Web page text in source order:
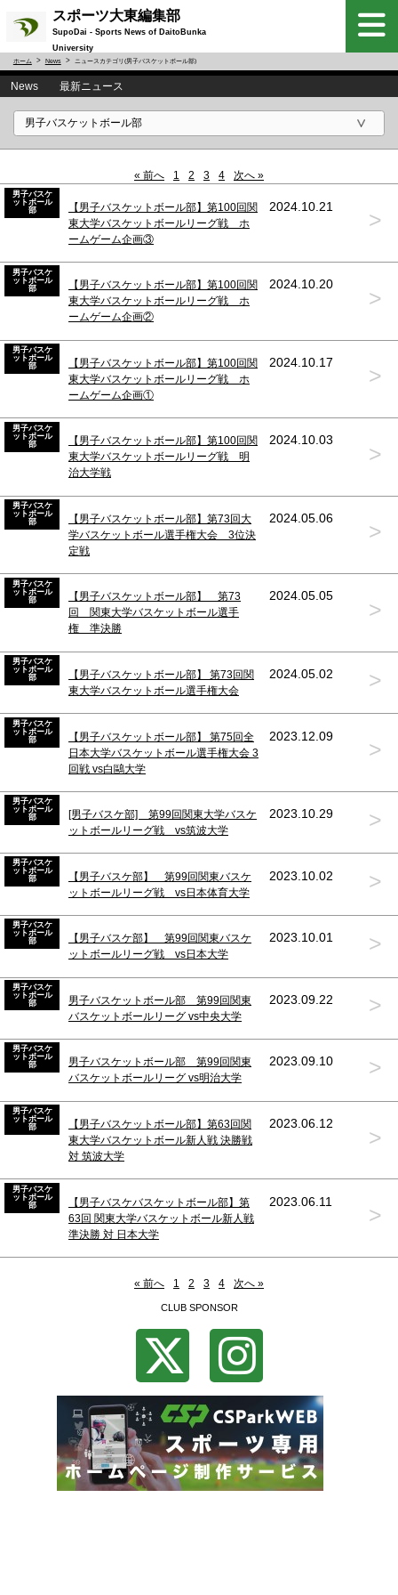
スポーツ大東編集部
SupoDai - Sports News of DaitoBunka
University
ホーム News ニュースカテゴリ(男子バスケットボール部)
News 最新ニュース
« 前へ 1 2 3 4 次へ »
男子バスケ
ットボール
部
【男子バスケットボール部】第100回関
東大学バスケットボールリーグ戦 ホ
ームゲーム企画③
2024.10.21
>
男子バスケ
ットボール
部
【男子バスケットボール部】第100回関
東大学バスケットボールリーグ戦 ホ
ームゲーム企画②
2024.10.20
>
男子バスケ
ットボール
部
【男子バスケットボール部】第100回関
東大学バスケットボールリーグ戦 ホ
ームゲーム企画①
2024.10.17
>
男子バスケ
ットボール
部
【男子バスケットボール部】第100回関
東大学バスケットボールリーグ戦 明
治大学戦
2024.10.03
>
男子バスケ
ットボール
部
【男子バスケットボール部】第73回大
学バスケットボール選手権大会 3位決
定戦
2024.05.06
>
男子バスケ
ットボール
部
【男子バスケットボール部】 第73
回 関東大学バスケットボール選手
権 準決勝
2024.05.05
>
男子バスケ
ットボール
部
【男子バスケットボール部】 第73回関
東大学バスケットボール選手権大会
2024.05.02 >
男子バスケ
ットボール
部
【男子バスケットボール部】 第75回全
日本大学バスケットボール選手権大会 3
回戦 vs白鷗大学
2023.12.09
>
男子バスケ
ットボール
部
[男子バスケ部] 第99回関東大学バスケ
ットボールリーグ戦 vs筑波大学
2023.10.29 >
男子バスケ
ットボール
部
【男子バスケ部】 第99回関東バスケ
ットボールリーグ戦 vs日本体育大学
2023.10.02 >
男子バスケ
ットボール
部
【男子バスケ部】 第99回関東バスケ
ットボールリーグ戦 vs日本大学
2023.10.01 >
男子バスケ
ットボール
部
男子バスケットボール部 第99回関東
バスケットボールリーグ vs中央大学
2023.09.22 >
男子バスケ
ットボール
部
男子バスケットボール部 第99回関東
バスケットボールリーグ vs明治大学
2023.09.10 >
男子バスケ
ットボール
部
【男子バスケットボール部】第63回関
東大学バスケットボール新人戦 決勝戦
対 筑波大学
2023.06.12
>
男子バスケ
ットボール
部
【男子バスケバスケットボール部】第
63回 関東大学バスケットボール新人戦
準決勝 対 日本大学
2023.06.11
>
« 前へ 1 2 3 4 次へ »
CLUB SPONSOR